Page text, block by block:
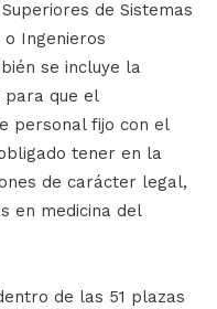
de Sistemas
Ingenieros
se incluye la
para que el
personal fijo con el
tener en la
de carácter legal,
en medicina del
de las 51 plazas